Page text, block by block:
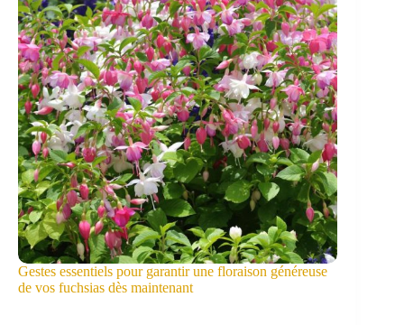
Gestes essentiels pour garantir une floraison généreuse
de vos fuchsias dès maintenant